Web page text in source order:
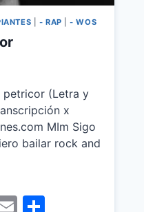
- RAP |- WOS
petricor (Letra y
x
MIm Sigo
bailar rock and
Email